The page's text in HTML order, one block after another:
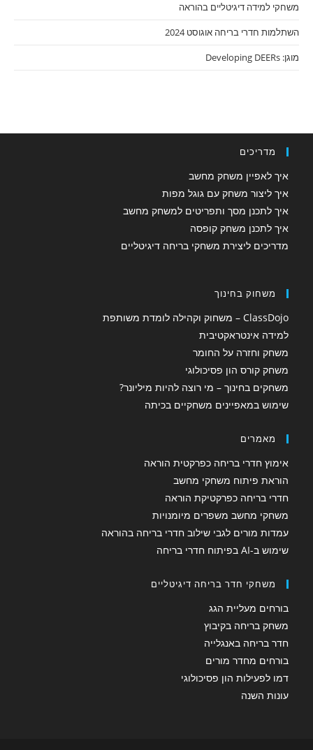
משחקי למידה דיגיטליים בהוראה
השתלמות חדרי בריחה אוגוסט 2024
מוגן: Developing DEERs
מדריכים
איך לאפיין משחק מחשב
איך ליצור משחק עם גוגל מפות
איך לתכנן מסך ותפריטים למשחק מחשב
איך לתכנן משחק קופסה
מדריכים ליצירת משחקי בריחה דיגיטליים
משחוק בחינוך
ClassDojo – משחוק וקהילה לומדת משותפת
למידה אינטראקטיבית
משחק וחזרה על החומר
משחק קורס הון פסיכולוגי
משחקים בחינוך – מי רוצה להיות מיליונר?
שימוש במאפיינים משחקיים בכיתה
מאמרים
אימוץ חדרי בריחה כפרקטית הוראה
הוראת פיתוח משחקי מחשב
חדרי בריחה כפרקטיקת הוראה
משחקי מחשב משפרים מיומנויות
עמדות מורים לגבי שילוב חדרי בריחה בהוראה
שימוש ב-AI בפיתוח חדרי בריחה
משחקי חדר בריחה דיגיטליים
בורחים מעליית הגג
משחק בריחה בקיבוץ
חדר בריחה באנגלייה
בורחים מחדר מורים
דמו לפעילות הון פסיכולוגי
עונות השנה